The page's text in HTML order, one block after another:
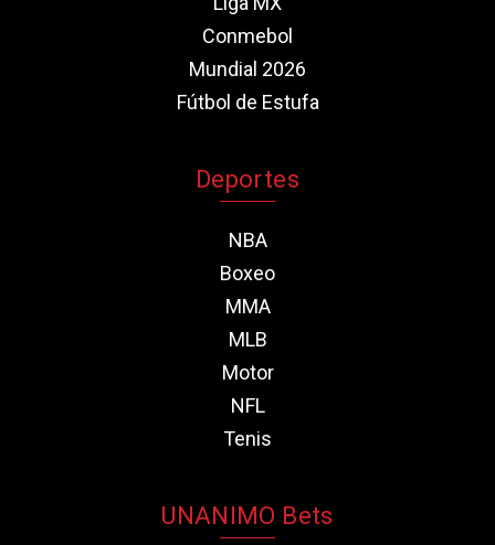
Conmebol
Mundial 2026
Fútbol de Estufa
Deportes
NBA
Boxeo
MMA
MLB
Motor
NFL
Tenis
UNANIMO Bets